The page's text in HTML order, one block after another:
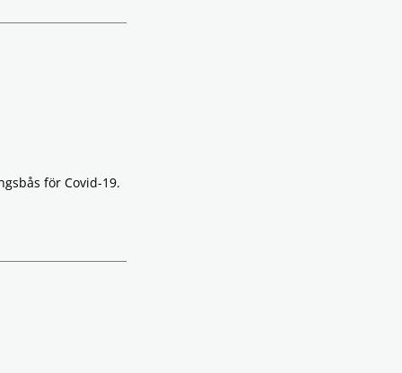
för Covid-19.